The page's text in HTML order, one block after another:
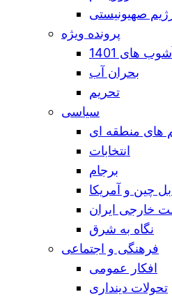
صهیونیستی
پرونده ویژه
های 1401
بحران آب
تحریم
سیاسی
های منطقه ای
انتخابات
برجام
چین و آمریکا
خارجی ایران
نگاه به شرق
فرهنگی و اجتماعی
افکار عمومی
تحولات دینداری